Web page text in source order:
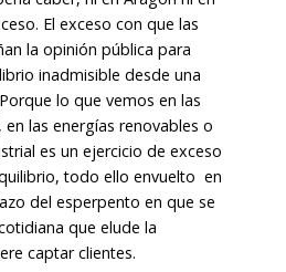
El exceso con que las
la opinión pública para
inadmisible desde una
lo que vemos en las
las energías renovables o
es un ejercicio de exceso
todo ello envuelto en
del esperpento en que se
que elude la
captar clientes.